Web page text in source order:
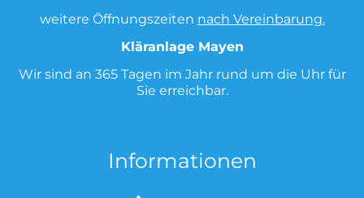
weitere Öffnungszeiten nach Vereinbarung.
Kläranlage Mayen
Wir sind an 365 Tagen im Jahr rund um die Uhr für
Sie erreichbar.
Informationen